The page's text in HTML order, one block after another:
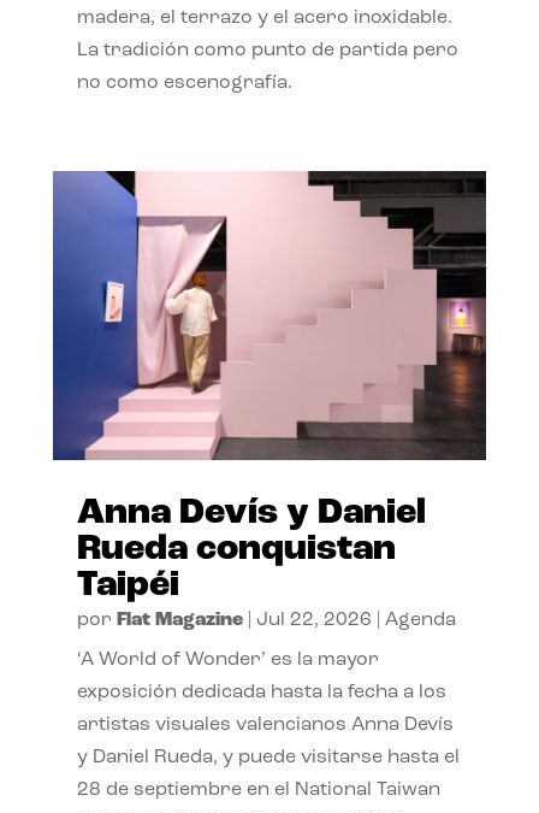
madera, el terrazo y el acero inoxidable.
La tradición como punto de partida pero
no como escenografía.
Anna Devís y Daniel
Rueda conquistan
Taipéi
por Flat Magazine| Jul 22, 2026 Agenda
‘A World of Wonder’ es la mayor
exposición dedicada hasta la fecha a los
artistas visuales valencianos Anna Devís
y Daniel Rueda, y puede visitarse hasta el
28 de septiembre en el National Taiwan